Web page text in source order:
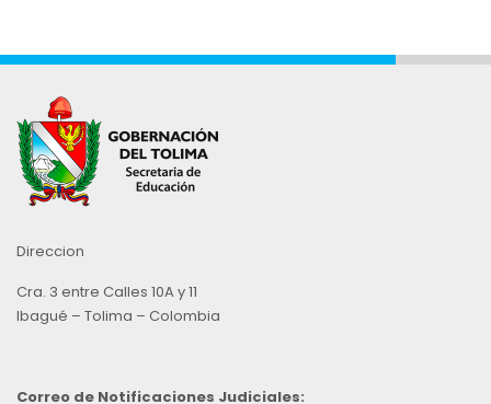
Direccion
Cra. 3 entre Calles 10A y 11
Ibagué – Tolima – Colombia
Correo de Notificaciones Judiciales: